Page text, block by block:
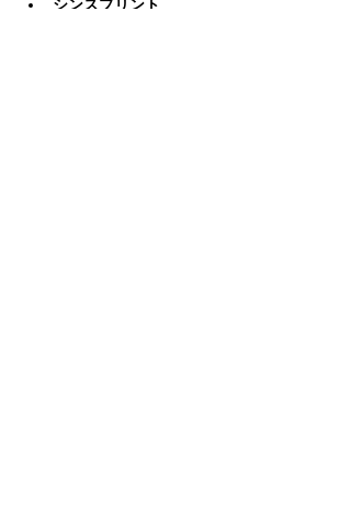
シンスプリント